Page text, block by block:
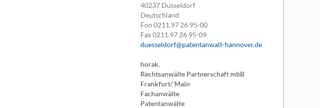
40237 Düsseldorf
Deutschland
Fon0211.97 26 95-00
Fax0211.97 26 95-09
duesseldorf@patentanwalt-hannover.de
horak.
Rechtsanwälte Partnerschaft mbB
Frankfurt/ Main
Fachanwälte
Patentanwälte